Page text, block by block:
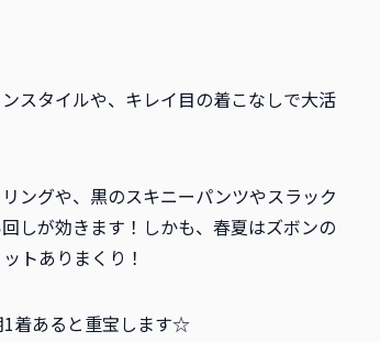
スタイルや、キレイ目の着こなしで大活
ングや、黒のスキニーパンツやスラック
しが効きます！しかも、春夏はズボンの
トありまくり！
1着あると重宝します☆